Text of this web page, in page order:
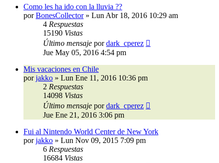
Como les ha ido con la lluvia ??
porBonesCollector» Lun Abr 18, 2016 10:29 am
4 Respuestas
15190 Vistas
Último mensaje pordark_cperez
Jue May 05, 2016 4:54 pm
Mis vacaciones en Chile
porjakko » Lun Ene 11, 2016 10:36 pm
2 Respuestas
14098 Vistas
Último mensaje pordark_cperez
Jue Ene 21, 2016 3:06 pm
Fui al Nintendo World Center de New York
porjakko » Lun Nov 09, 2015 7:09 pm
6 Respuestas
16684 Vistas